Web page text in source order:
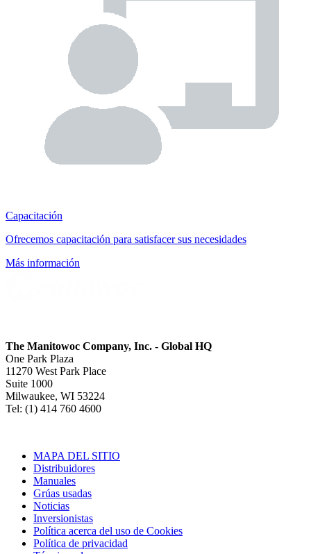
Capacitación
Ofrecemos capacitación para satisfacer sus necesidades
Más información
The Manitowoc Company, Inc. - Global HQ
One Park Plaza
11270 West Park Place
Suite 1000
Milwaukee, WI 53224
Tel: (1) 414 760 4600
MAPA DEL SITIO
Distribuidores
Manuales
Grúas usadas
Noticias
Inversionistas
Política acerca del uso de Cookies
Política de privacidad